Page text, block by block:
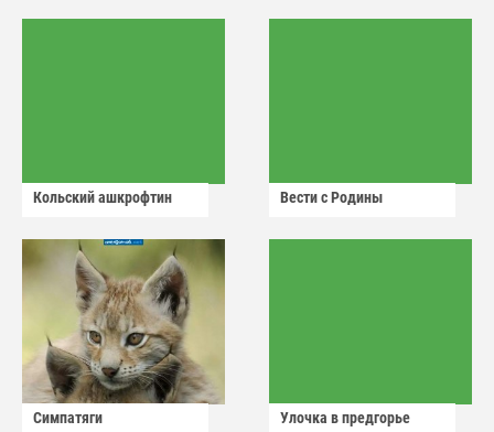
Кольский ашкрофтин Вести с Родины
Симпатяги Улочка в предгорье